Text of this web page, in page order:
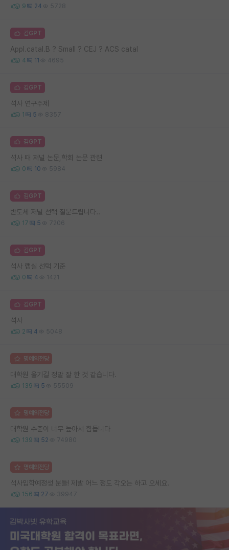
9 24 5728
김GPT
Appl.catal.B ? Small ? CEJ ? ACS catal
4 11 4695
김GPT
석사 연구주제
1 5 8357
김GPT
석사 때 저널 논문,학회 논문 관련
0 10 5984
김GPT
반도체 저널 선택 질문드립니다..
17 5 7206
김GPT
석사 랩실 선택 기준
0 4 1421
김GPT
석사
2 4 5048
명예의전당
대학원 옮기길 정말 잘 한 것 같습니다.
139 5 55509
명예의전당
대학원 수준이 너무 높아서 힘듭니다
139 52 74980
명예의전당
석사입학예정생 분들! 제발 어느 정도 각오는 하고 오세요.
156 27 39947